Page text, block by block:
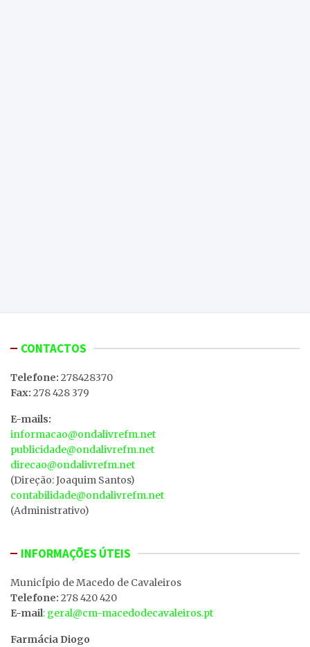
CONTACTOS
Telefone: 278428370
Fax: 278 428 379
E-mails:
informacao@ondalivrefm.net
publicidade@ondalivrefm.net
direcao@ondalivrefm.net
(Direção: Joaquim Santos)
contabilidade@ondalivrefm.net
(Administrativo)
INFORMAÇÕES ÚTEIS
MunicÍpio de Macedo de Cavaleiros
Telefone: 278 420 420
E-mail: geral@cm-macedodecavaleiros.pt
Farmácia Diogo